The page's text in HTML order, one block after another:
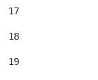
17
18
19